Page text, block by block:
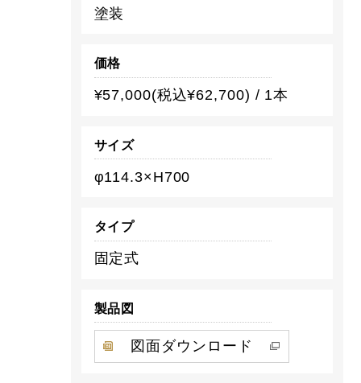
塗装
価格
¥57,000(税込¥62,700) / 1本
サイズ
φ114.3×H700
タイプ
固定式
製品図
図面ダウンロード